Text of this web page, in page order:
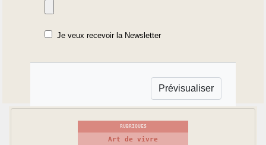
Je veux recevoir la Newsletter
RUBRIQUES
Art de vivre